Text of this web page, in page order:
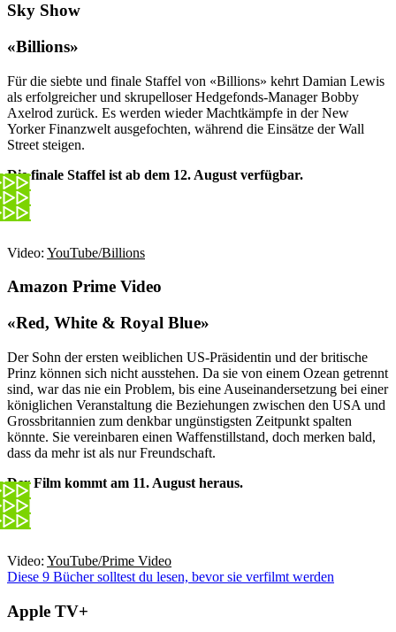
Sky Show
«Billions»
Für die siebte und finale Staffel von «Billions» kehrt Damian Lewis
als erfolgreicher und skrupelloser Hedgefonds-Manager Bobby
Axelrod zurück. Es werden wieder Machtkämpfe in der New
Yorker Finanzwelt ausgefochten, während die Einsätze der Wall
Street steigen.
Die finale Staffel ist ab dem 12. August verfügbar.
Video: YouTube/Billions
Amazon Prime Video
«Red, White & Royal Blue»
Der Sohn der ersten weiblichen US-Präsidentin und der britische
Prinz können sich nicht ausstehen. Da sie von einem Ozean getrennt
sind, war das nie ein Problem, bis eine Auseinandersetzung bei einer
königlichen Veranstaltung die Beziehungen zwischen den USA und
Grossbritannien zum denkbar ungünstigsten Zeitpunkt spalten
könnte. Sie vereinbaren einen Waffenstillstand, doch merken bald,
dass da mehr ist als nur Freundschaft.
Der Film kommt am 11. August heraus.
Video: YouTube/Prime Video
Diese 9 Bücher solltest du lesen, bevor sie verfilmt werden
Apple TV+